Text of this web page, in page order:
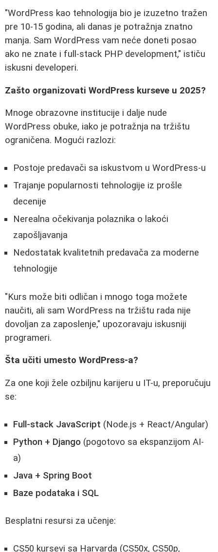
"WordPress kao tehnologija bio je izuzetno tražen
pre 10-15 godina, ali danas je potražnja znatno
manja. Sam WordPress vam neće doneti posao
ako ne znate i full-stack PHP development," ističu
iskusni developeri.
Zašto organizovati WordPress kurseve u 2025?
Mnoge obrazovne institucije i dalje nude
WordPress obuke, iako je potražnja na tržištu
ograničena. Mogući razlozi:
Postoje predavači sa iskustvom u WordPress-u
Trajanje popularnosti tehnologije iz prošle
decenije
Nerealna očekivanja polaznika o lakoći
zapošljavanja
Nedostatak kvalitetnih predavača za moderne
tehnologije
"Kurs može biti odličan i mnogo toga možete
naučiti, ali sam WordPress na tržištu rada nije
dovoljan za zaposlenje," upozoravaju iskusniji
programeri.
Šta učiti umesto WordPress-a?
Za one koji žele ozbiljnu karijeru u IT-u, preporučuju
se:
Full-stack JavaScript (Node.js + React/Angular)
Python + Django (pogotovo sa ekspanzijom AI-
a)
Java + Spring Boot
Baze podataka i SQL
Besplatni resursi za učenje:
CS50 kursevi sa Harvarda (CS50x, CS50p,